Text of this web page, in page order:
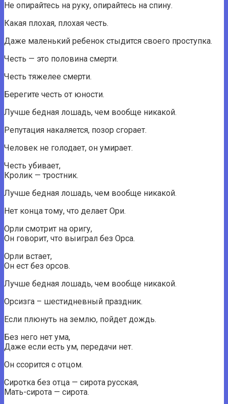
Не опирайтесь на руку, опирайтесь на спину.
Какая плохая, плохая честь.
Даже маленький ребенок стыдится своего проступка.
Честь — это половина смерти.
Честь тяжелее смерти.
Берегите честь от юности.
Лучше бедная лошадь, чем вообще никакой.
Репутация накаляется, позор сгорает.
Человек не голодает, он умирает.
Честь убивает,
Кролик — тростник.
Лучше бедная лошадь, чем вообще никакой.
Нет конца тому, что делает Ори.
Орли смотрит на оригу,
Он говорит, что выиграл без Орса.
Орли встает,
Он ест без орсов.
Лучше бедная лошадь, чем вообще никакой.
Орсизга – шестидневный праздник.
Если плюнуть на землю, пойдет дождь.
Без него нет ума,
Даже если есть ум, передачи нет.
Он ссорится с отцом.
Сиротка без отца — сирота русская,
Мать-сирота — сирота.